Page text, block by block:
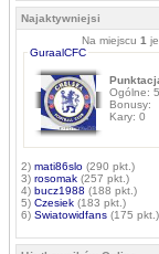
Najaktywniejsi
Na miejscu 1
GuraalCFC
Ogólne:
Bonusy:
Kary: 0
2) mati86slo (290 pkt.)
3) rosomak (257 pkt.)
4) bucz1988 (188 pkt.)
5) Czesiek (183 pkt.)
6) Swiatowidfans (175 pkt.)